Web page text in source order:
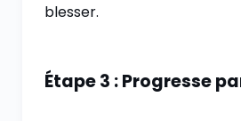
blesser.
Étape 3 : Progresse